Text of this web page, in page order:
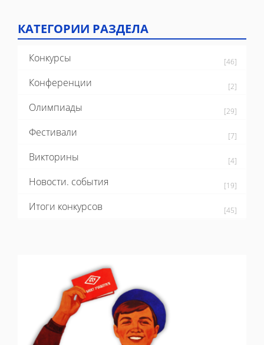
КАТЕГОРИИ РАЗДЕЛА
Конкурсы [46]
Конференции [2]
Олимпиады [29]
Фестивали [7]
Викторины [4]
Новости. события [19]
Итоги конкурсов [45]